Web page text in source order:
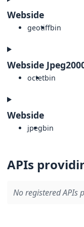
Webside
geotiffbin
Webside
octetbin
Webside
jpegbin
APIs
No registered APIs